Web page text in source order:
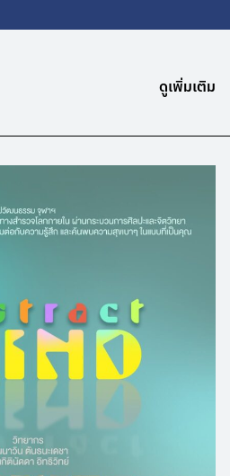
ดูเพิ่มเติม